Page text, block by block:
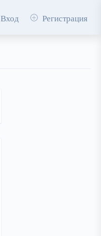
Вход Регистрация